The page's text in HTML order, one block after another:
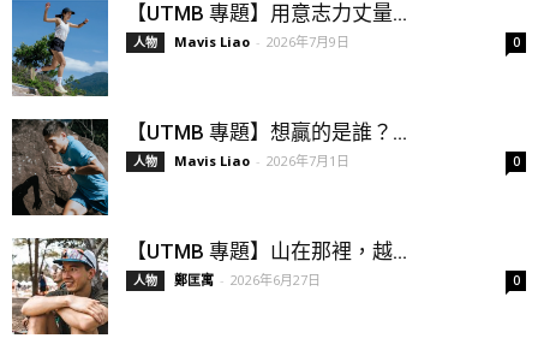
【UTMB 專題】用意志力丈量...
人物 Mavis Liao - 2026年7月9日 0
【UTMB 專題】想贏的是誰？...
人物 Mavis Liao - 2026年7月1日 0
【UTMB 專題】山在那裡，越...
人物 鄭匡寓 - 2026年6月27日 0